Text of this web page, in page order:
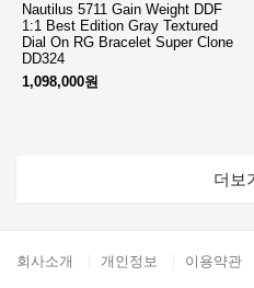
Nautilus 5711 Gain Weight DDF
1:1 Best Edition Gray Textured
Dial On RG Bracelet Super Clone
DD324
1,098,000원
더보
회사소개 개인정보 이용약관